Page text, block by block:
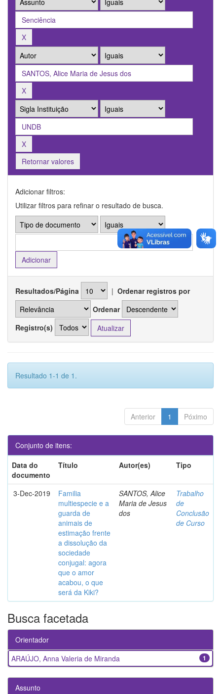
Retornar valores
Adicionar filtros:
Utilizar filtros para refinar o resultado de busca.
Resultados/Página | Ordenar registros por
Ordenar
Registro(s)
Resultado 1-1 de 1.
Anterior 1 Póximo
Conjunto de itens:
Data do
documento
Título Autor(es) Tipo
3-Dec-2019
Familia
multiespecie e a
guarda de
animais de
estimação frente
a dissolução da
sociedade
conjugal: agora
que o amor
acabou, o que
será da Kiki?
SANTOS, Alice
Maria de Jesus
dos
Trabalho
de
Conclusão
de Curso
Busca facetada
Orientador
1
ARAÚJO, Anna Valeria de Miranda
Assunto